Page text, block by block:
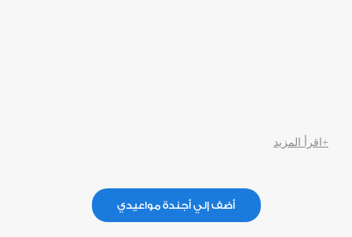
+اقرأ المزيد
أضف إلي أجندة مواعيدي